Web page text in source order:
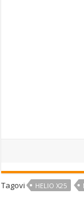
Tagovi HELIO X25